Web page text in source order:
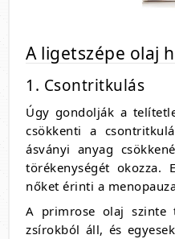
A ligetszépe olaj
1. Csontritkulás
Úgy gondolják a
csökkenti a
ásványi anyag
törékenységét okozza.
nőket érinti a
A primrose olaj szinte
zsírokból áll, és